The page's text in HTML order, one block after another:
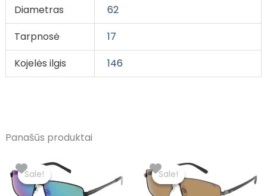
Diametras
62
Tarpnosė
17
Kojelės ilgis
146
Panašūs produktai
Sale!
Sale!
price
was:
€99.00.
price
€59.40.
Sale!
Sale!
price
was:
€99.00.
price
is:
€59.40.